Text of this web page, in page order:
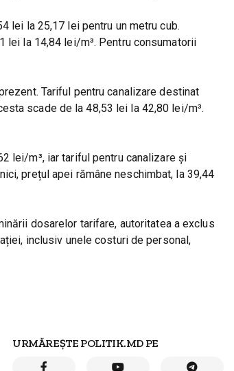
lei la 25,17 lei pentru un metru cub.
lei la 14,84 lei/m³. Pentru consumatorii
Tariful pentru canalizare destinat
scade de la 48,53 lei la 42,80 lei/m³.
lei/m³, iar tariful pentru canalizare și
prețul apei rămâne neschimbat, la 39,44
dosarelor tarifare, autoritatea a exclus
inclusiv unele costuri de personal,
URMĂREȘTE POLITIK.MD PE